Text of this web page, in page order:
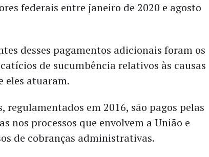
federais entre janeiro de 2020 e agosto
desses pagamentos adicionais foram os
de sucumbência relativos às causas
eles atuaram.
regulamentados em 2016, são pagos pelas
nos processos que envolvem a União e
de cobranças administrativas.